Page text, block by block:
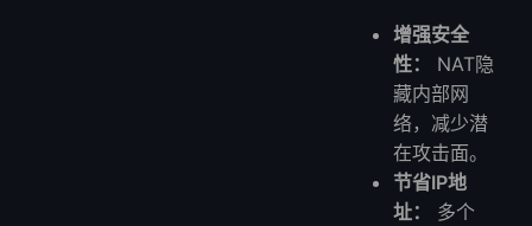
增强安全
性：
NAT隐
藏内部网
络，减少潜
在攻击面。
节省IP地
址：
多个